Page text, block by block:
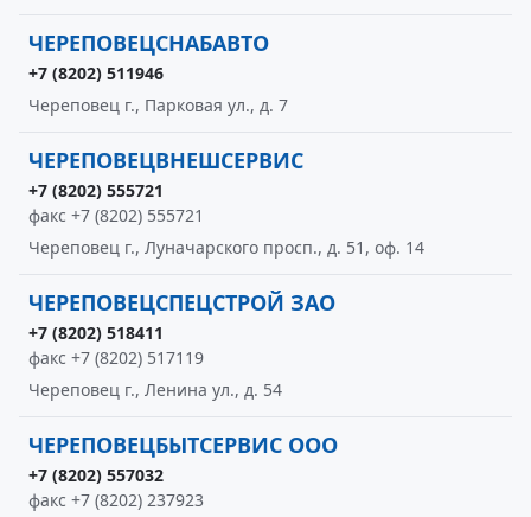
ЧЕРЕПОВЕЦСНАБАВТО
+7 (8202) 511946
Череповец г., Парковая ул., д. 7
ЧЕРЕПОВЕЦВНЕШСЕРВИС
+7 (8202) 555721
факс +7 (8202) 555721
Череповец г., Луначарского просп., д. 51, оф. 14
ЧЕРЕПОВЕЦСПЕЦСТРОЙ ЗАО
+7 (8202) 518411
факс +7 (8202) 517119
Череповец г., Ленина ул., д. 54
ЧЕРЕПОВЕЦБЫТСЕРВИС ООО
+7 (8202) 557032
факс +7 (8202) 237923